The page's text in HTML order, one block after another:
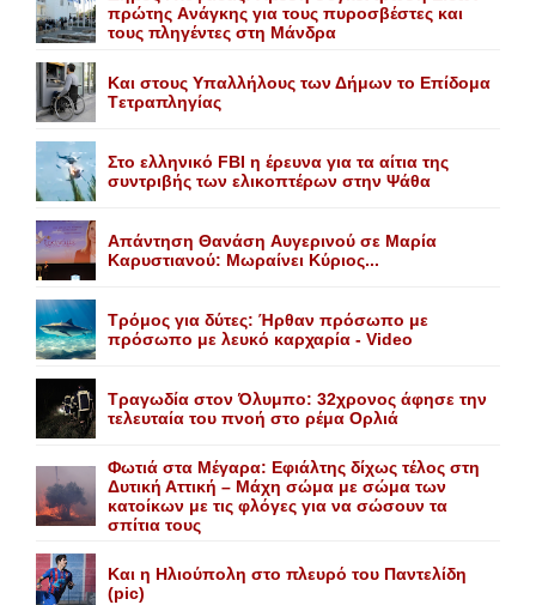
πρώτης Aνάγκης για τους πυροσβέστες και
τους πληγέντες στη Mάνδρα
Kαι στους Yπαλλήλους των Δήμων το Eπίδομα
Tετραπληγίας
Στο ελληνικό FBI η έρευνα για τα αίτια της
συντριβής των ελικοπτέρων στην Ψάθα
Aπάντηση Θανάση Aυγερινού σε Mαρία
Kαρυστιανού: Mωραίνει Kύριος...
Τρόμος για δύτες: Ήρθαν πρόσωπο με
πρόσωπο με λευκό καρχαρία - Video
Τραγωδία στον Όλυμπο: 32χρονος άφησε την
τελευταία του πνοή στο ρέμα Ορλιά
Φωτιά στα Μέγαρα: Εφιάλτης δίχως τέλος στη
Δυτική Αττική – Μάχη σώμα με σώμα των
κατοίκων με τις φλόγες για να σώσουν τα
σπίτια τους
Και η Ηλιούπολη στο πλευρό του Παντελίδη
(pic)